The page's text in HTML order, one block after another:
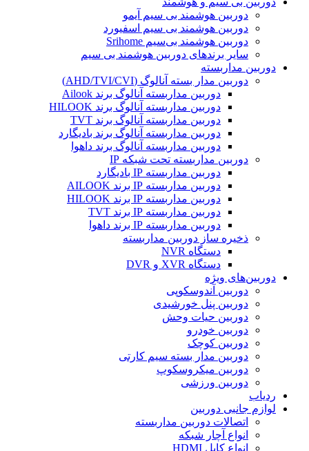
دوربین هوشمند بی سیم آیمو
دوربین هوشمند بی سیم اسفیورد
دوربین هوشمند بی‌سیم Srihome
سایر برندهای دوربین هوشمند بی سیم
دوربین مداربسته
دوربین مدار بسته آنالوگ (AHD/TVI/CVI)
دوربین مداربسته آنالوگ برند Ailook
دوربین مداربسته آنالوگ برند HILOOK
دوربین مداربسته آنالوگ برند TVT
دوربین مداربسته آنالوگ برند بادیگارد
دوربین مداربسته آنالوگ برند داهوا
دوربین مداربسته تحت شبکه IP
دوربین مداربسته IP بادیگارد
دوربین مداربسته IP برند AILOOK
دوربین مداربسته IP برند HILOOK
دوربین مداربسته IP برند TVT
دوربین مداربسته IP برند داهوا
ذخیره ساز دوربین مداربسته
دستگاه NVR
دستگاه XVR و DVR
دوربین‌های ویژه
دوربین آندوسکوپی
دوربین پنل خورشیدی
دوربین حیات وحش
دوربین خودرو
دوربین کوچک
دوربین مدار بسته سیم کارتی
دوربین میکروسکوپ
دوربین ورزشی
ردیاب
لوازم جانبی دوربین
اتصالات دوربین مداربسته
انواع آچار شبکه
انواع کابل HDMI